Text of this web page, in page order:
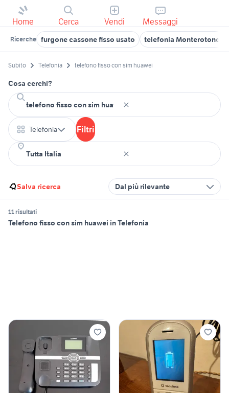
Home Cerca Vendi Messaggi
Ricerche furgone cassone fisso usato telefonia Monterotondo
Subito Telefonia telefono fisso con sim huawei
Cosa cerchi?
Telefonia Filtri
Salva ricerca Dal più rilevante
11 risultati
Telefono fisso con sim huawei in Telefonia